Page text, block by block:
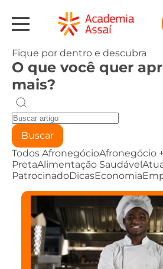
Fique por dentro e descubra
O que você quer
mais?
Buscar
Todos AfronegócioAfronegócio
PretaAlimentação Saudável
PatrocinadoDicasEconomia